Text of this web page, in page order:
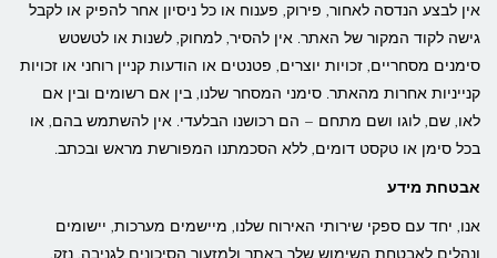
אין לבצע הנדסה לאחור, פירוק, פענוח או כל ניסיון אחר להפיק או לקבל
גישה לקוד המקור של האתר. אין להסיר, למחוק, לשנות או לטשטש
סימנים מסחריים, זכויות יוצרים, פטנטים או הודעות קניין רוחני או זכויות
קנייניות אחרות מהאתר. סימני המסחר שלנו, בין אם רשומים ובין אם
לאו, שם, לוגו ושם מתחם – הם רכושנו הבלעדי. אין להשתמש בהם, או
בכל סימן או טקסט דומים, ללא הסכמתנו המפורשת מראש ובכתב.
אבטחת מידע
אנו, יחד עם ספקי שירותי האירוח שלנו, מיישמים מערכות, יישומים
ונהלים לאבטחת השימוש שלך באתר ולמזעור הסיכונים לגניבה, נזק,